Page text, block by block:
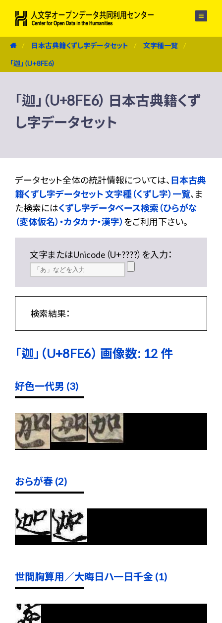
日本古典籍くずし字データセット 文字種一覧
「迦」（U+8FE6）
「迦」（U+8FE6） 日本古典籍くず
し字データセット
データセット全体の統計情報については、 日本古典
籍くずし字データセット 文字種（くずし字）一覧、ま
た検索にはくずし字データベース検索（ひらがな
（変体仮名）・カタカナ・漢字） をご利用下さい。
文字またはUnicode（U+????）を入力：
検索結果：
「迦」（U+8FE6） 画像数: 12 件
好色一代男 (3)
おらが春 (2)
世間胸算用／大晦日ハ一日千金 (1)